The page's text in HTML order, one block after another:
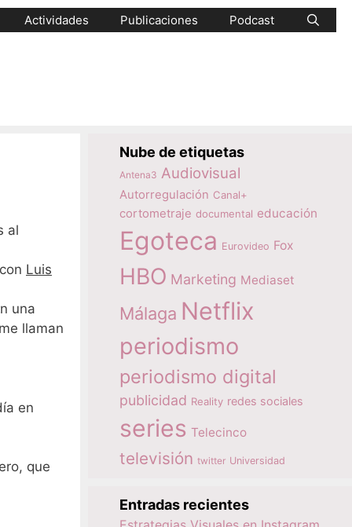
Actividades Publicaciones Podcast
al
con Luis
una
llaman
en
que
Nube de etiquetas
Antena3 Audiovisual
Autorregulación Canal+
cortometraje documental educación
Egoteca Eurovideo Fox
HBO Marketing Mediaset
Málaga Netflix
periodismo
periodismo digital
publicidad Reality redes sociales
series Telecinco
televisión twitter Universidad
Entradas recientes